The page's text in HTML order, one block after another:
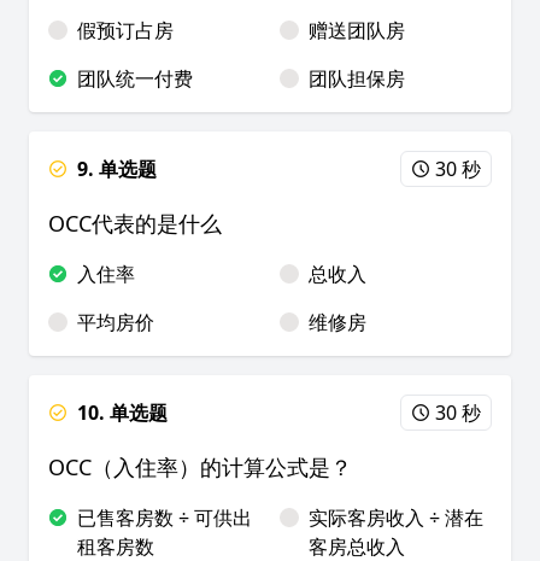
假预订占房
赠送团队房
团队统一付费
团队担保房
9. 单选题 30 秒
OCC代表的是什么
入住率
总收入
平均房价
维修房
10. 单选题 30 秒
OCC（入住率）的计算公式是？
已售客房数 ÷ 可供出
租客房数
实际客房收入 ÷ 潜在
客房总收入